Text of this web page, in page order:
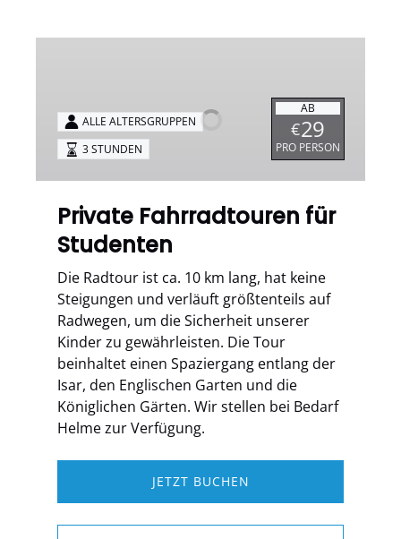
Studenten
AB
€29
PRO PERSON
ALLE ALTERSGRUPPEN
3 STUNDEN
Private Fahrradtouren für
Studenten
Die Radtour ist ca. 10 km lang, hat keine
Steigungen und verläuft größtenteils auf
Radwegen, um die Sicherheit unserer
Kinder zu gewährleisten. Die Tour
beinhaltet einen Spaziergang entlang der
Isar, den Englischen Garten und die
Königlichen Gärten. Wir stellen bei Bedarf
Helme zur Verfügung.
JETZT BUCHEN